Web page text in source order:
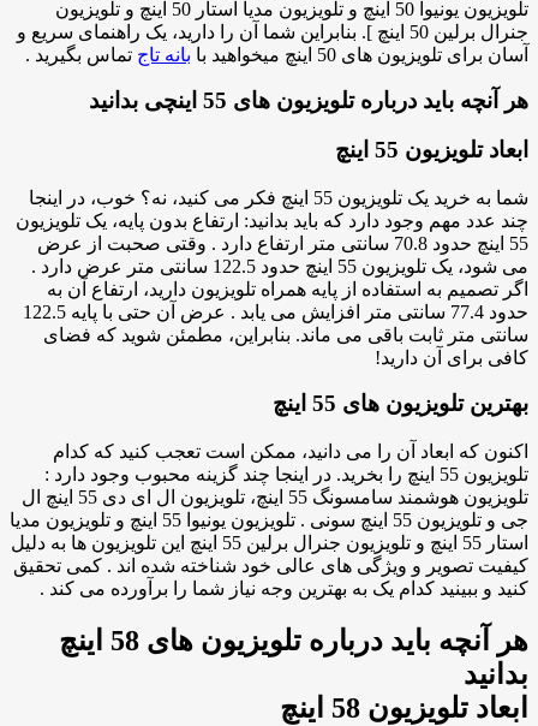
تلویزیون یونیوا 50 اینچ و تلویزیون مدیا استار 50 اینچ و تلویزیون
جنرال برلین 50 اینچ ]. بنابراین شما آن را دارید، یک راهنمای سریع و
آسان برای تلویزیون های 50 اینچ میخواهید با
بانه تاج تماس بگیرید .
هر آنچه باید درباره تلویزیون های 55 اینچی بدانید
ابعاد تلویزیون 55 اینچ
شما به خرید یک تلویزیون 55 اینچ فکر می کنید، نه؟ خوب، در اینجا
چند عدد مهم وجود دارد که باید بدانید: ارتفاع بدون پایه، یک تلویزیون
55 اینچ حدود 70.8 سانتی متر ارتفاع دارد . وقتی صحبت از عرض
می شود، یک تلویزیون 55 اینچ حدود 122.5 سانتی متر عرض دارد .
اگر تصمیم به استفاده از پایه همراه تلویزیون دارید، ارتفاع آن به
حدود 77.4 سانتی متر افزایش می یابد . عرض آن حتی با پایه 122.5
سانتی متر ثابت باقی می ماند. بنابراین، مطمئن شوید که فضای
کافی برای آن دارید!
بهترین تلویزیون های 55 اینچ
اکنون که ابعاد آن را می دانید، ممکن است تعجب کنید که کدام
تلویزیون 55 اینچ را بخرید. در اینجا چند گزینه محبوب وجود دارد :
تلویزیون هوشمند سامسونگ 55 اینچ، تلویزیون ال ای دی 55 اینچ ال
جی و تلویزیون 55 اینچ سونی . تلویزیون یونیوا 55 اینچ و تلویزیون مدیا
استار 55 اینچ و تلویزیون جنرال برلین 55 اینچ این تلویزیون ها به دلیل
کیفیت تصویر و ویژگی های عالی خود شناخته شده اند . کمی تحقیق
کنید و ببینید کدام یک به بهترین وجه نیاز شما را برآورده می کند .
هر آنچه باید درباره تلویزیون های 58 اینچ
بدانید
ابعاد تلویزیون 58 اینچ